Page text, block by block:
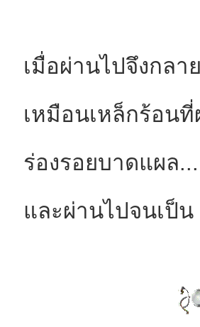
เมื่อผ่านไปจึงกลา
เหมือนเหล็กร้อน
ร่องรอยบาดแผล
และผ่านไปจนเป็น